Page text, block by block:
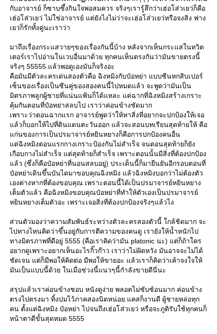
กับอาจารย์ ก็ซาบซึ้งกินใจพอสมควร จริงๆเรารู้สึกว่าเฮ่อโส่วเยว่ก็คือ
เฮ่อโส่วเยว่ ไม่ใช่อาจารย์ แต่ยังไงไม่ว่าจะเฮ่อโส่วเยว่หรือจงสิง ฟาง
เยว่ก็รักทั้งคู่นะเราว่า
มาถึงเรื่องกระแสวายๆของเรื่องกันนี้บ้าง หลังจากเห็นกระแสในทวิต
เตอร์เราไปอ่านในเวบอื่นมาด้วย ทุกคนเห็นตรงกันว่ามันขายตรงนี้
จริงๆ 55555 แล้วพอดูเองมันก็จริงอะ
คือมันมีตัวละครเด่นสองตัวคือ ฉิงหมิงกับป๋อหย่า แบบซีนหกสิบเปอร์
เซ็นของเรื่องเป็นซีนคู่ของสองคนนี้ไปหมดแล้ว จะพูดว่ามันเป็น
มิตรภาพลูกผู้ชายที่แน่นแฟ้นก็ได้แหละ แต่ฉากที่ฉิงหมิงสร้างเกราะ
คุ้มกันตอนที่ป๋อหย่าสลบไป เราว่าค่อนข้างชัดมาก
เพราะว่าตอนฉากแรก อาจารย์พูดว่าให้หาสิ่งที่อยากจะปกป้องให้เจอ
ล้วก็บอกให้ไปที่ดินแดนตะวันออก แล้วจะสอนบทเรียนสุดท้ายให้ คือ
ก่นของการเป็นปรมาจารย์หยินหยางก็คือการปกป้องคนอื่น
ต่ฉิงหมิงตอนแรกกางเกราะป้องกันไม่สำเร็จ จนตอนสุดท้ายก็ยัง
เกือบกางไม่สำเร็จ แต่สุดท้ายก็สำเร็จ เพราะตอนนั้นมีสิ่งที่ต้องปกป้อง
ล้ว (ซึ่งก็คือป๋อหย่าที่นอนสลบอยู่) ประเด็นนี้ก็มายืนยันอีกรอบตอนที่
ป๋อหย่าเดินขึ้นบันไดมาขอบคุณฉิงหมิง แล้วฉิงหมิงบอกว่าไม่ต้องตัว
เองต่างหากที่ต้องขอบคุณ เพราะตอนนี้ได้เป็นปรมาจารย์หยินหยาง
เต็มตัวแล้ว คือฉิงหมิงขอบคุณป๋อหย่าที่ทำให้ตัวเองเป็นปรมาจารย์
หยินหยางเต็มตัวอะ เพราะเจอสิ่งที่ต้องปกป้องจริงๆแล้วไง
ส่วนตัวมองว่าความสัมพันธ์ระหว่างตัวละครสองตัวนี้ ใกล้ชิดมาก จะ
ไปทางไหนคิดว่าขึ้นอยู่กับการตีความของคนดู เรายังให้น้ำหนักไป
ทางมิตรภาพที่ดีอยู่ 5555 (คือเราคิดว่ามัน platonic นะ) แต่ก็ถ้าใคร
อยากดูเพราะอยากเห็นอะไรกิ๊วก๊าว เราว่าไม่ผิดหวัง มันอาจจะไม่ได้
ชัดเจน แต่ก็มีพอให้คิดต่อ มีพอให้ขายอะ แล้วเราก็คิดว่าเค้าจงใจให้
มันเป็นแบบนี้ด้วย ในเมื่อช่วงนี้แนวๆนี้กำลังขายดีนี่นะ
สรุปแล้วเราค่อนข้างชอบ หนังดูง่าย พลอตไม่ซับซ้อนมาก ค่อนข้าง
ตรงไปตรงมา ทิ้งปมไว้ภาคสองนิดหน่อย แคสก็งานดี ผู้ชายหล่อทุก
คน ตั้งแต่ฉิงหมิง ป๋อหย่า ไปจนถึงเฮ่อโส่วเยว่ หรือจะภูติรับใช้ทุกคนก็
หน้าตาดีขั้นสุดหมด 5555